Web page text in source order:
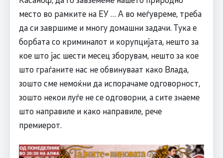
место во рамките на ЕУ … А во меѓувреме, треба
да си завршиме и многу домашни задачи. Тука е
борбата со криминалот и корупцијата, нешто за
кое што јас шести месец зборувам, нешто за кое
што граѓаните нас не обвинуваат како Влада,
зошто сме немоќни да испорачаме одговорност,
зошто некои луѓе не се одговорни, а сите знаеме
што направиле и како направиле, рече
премиерот.